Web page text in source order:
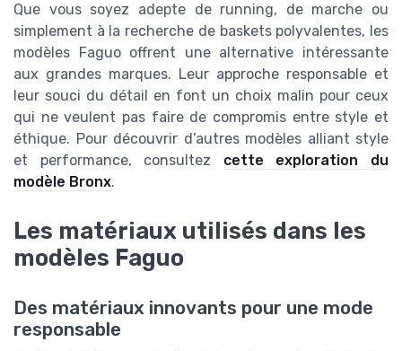
Que vous soyez adepte de running, de marche ou
simplement à la recherche de baskets polyvalentes, les
modèles Faguo offrent une alternative intéressante
aux grandes marques. Leur approche responsable et
leur souci du détail en font un choix malin pour ceux
qui ne veulent pas faire de compromis entre style et
éthique. Pour découvrir d’autres modèles alliant style
et performance, consultez cette exploration du
modèle Bronx.
Les matériaux utilisés dans les
modèles Faguo
Des matériaux innovants pour une mode
responsable